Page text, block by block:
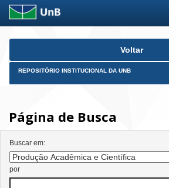
Skip
Voltar
REPOSITÓRIO INSTITUCIONAL DA UNB
Página de Busca
Buscar em:
por